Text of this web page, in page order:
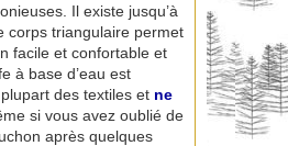
Il existe jusqu’à
corps triangulaire permet
facile et confortable et
à base d’eau est
des textiles et ne
si vous avez oublié de
après quelques